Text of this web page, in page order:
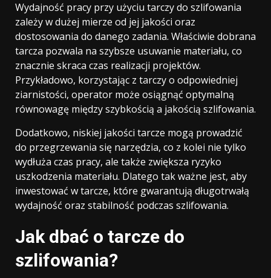
Wydajność pracy przy użyciu tarczy do szlifowania
zależy w dużej mierze od jej jakości oraz
dostosowania do danego zadania. Właściwie dobrana
tarcza pozwala na szybsze usuwanie materiału, co
znacznie skraca czas realizacji projektów.
Przykładowo, korzystając z tarczy o odpowiedniej
ziarnistości, operator może osiągnąć optymalną
równowagę między szybkością a jakością szlifowania.
Dodatkowo, niskiej jakości tarcze mogą prowadzić
do przegrzewania się narzędzia, co z kolei nie tylko
wydłuża czas pracy, ale także zwiększa ryzyko
uszkodzenia materiału. Dlatego tak ważne jest, aby
inwestować w tarcze, które gwarantują długotrwałą
wydajność oraz stabilność podczas szlifowania.
Jak dbać o tarcze do
szlifowania?